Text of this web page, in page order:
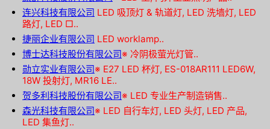
连兴科技有限公司 LED 吸顶灯 & 轨道灯, LED 洗墙灯, LED
路灯, LED □..
捷丽企业有限公司 LED worklamp..
博士达科技股份有限公司※ 冷阴极萤光灯管..
勋立实业有限公司※ E27 LED 杯灯, ES-018AR111 LED6W,
18W 投射灯, MR16 LE..
贺多利科技股份有限公司※ LED 专业生产制造销售..
森光科技有限公司※ LED 自行车灯, LED 头灯, LED 产品,
LED 集鱼灯..